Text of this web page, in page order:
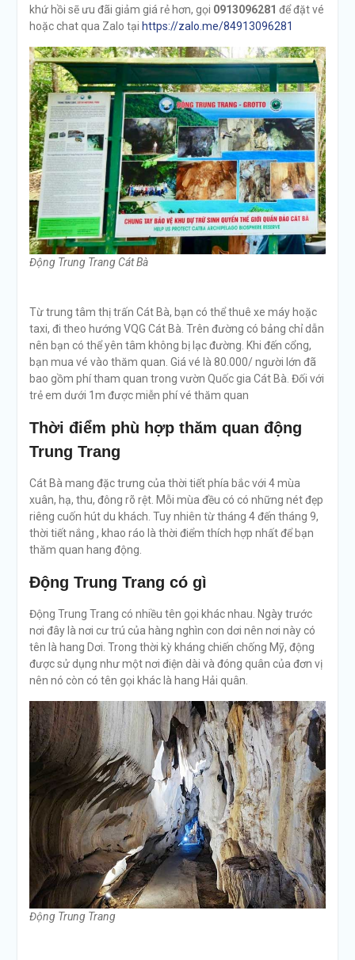
khứ hồi sẽ ưu đãi giảm giá rẻ hơn, gọi 0913096281 để đặt vé
hoặc chat qua Zalo tại https://zalo.me/84913096281
Động Trung Trang Cát Bà
Từ trung tâm thị trấn Cát Bà, bạn có thể thuê xe máy hoặc
taxi, đi theo hướng VQG Cát Bà. Trên đường có bảng chỉ dẫn
nên bạn có thể yên tâm không bị lạc đường. Khi đến cổng,
bạn mua vé vào thăm quan. Giá vé là 80.000/ người lớn đã
bao gồm phí tham quan trong vườn Quốc gia Cát Bà. Đối với
trẻ em dưới 1m được miễn phí vé thăm quan
Thời điểm phù hợp thăm quan động
Trung Trang
Cát Bà mang đặc trưng của thời tiết phía bắc với 4 mùa
xuân, hạ, thu, đông rõ rệt. Mỗi mùa đều có có những nét đẹp
riêng cuốn hút du khách. Tuy nhiên từ tháng 4 đến tháng 9,
thời tiết nắng , khao ráo là thời điểm thích hợp nhất để bạn
thăm quan hang động.
Động Trung Trang có gì
Động Trung Trang có nhiều tên gọi khác nhau. Ngày trước
nơi đây là nơi cư trú của hàng nghìn con dơi nên nơi này có
tên là hang Dơi. Trong thời kỳ kháng chiến chống Mỹ, động
được sử dụng như một nơi điện dài và đóng quân của đơn vị
nên nó còn có tên gọi khác là hang Hải quân.
Động Trung Trang